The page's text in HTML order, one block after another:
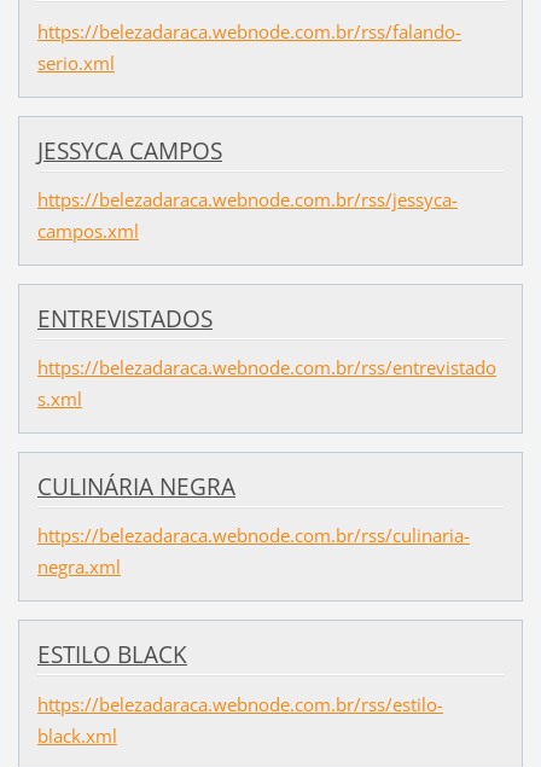
https://belezadaraca.webnode.com.br/rss/falando-
serio.xml
JESSYCA CAMPOS
https://belezadaraca.webnode.com.br/rss/jessyca-
campos.xml
ENTREVISTADOS
https://belezadaraca.webnode.com.br/rss/entrevistado
s.xml
CULINÁRIA NEGRA
https://belezadaraca.webnode.com.br/rss/culinaria-
negra.xml
ESTILO BLACK
https://belezadaraca.webnode.com.br/rss/estilo-
black.xml